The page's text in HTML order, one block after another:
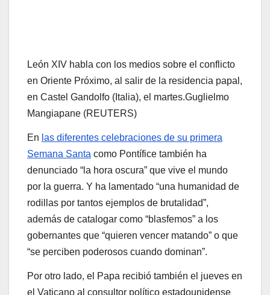
León XIV habla con los medios sobre el conflicto
en Oriente Próximo, al salir de la residencia papal,
en Castel Gandolfo (Italia), el martes.Guglielmo
Mangiapane (REUTERS)
En las diferentes celebraciones de su primera
Semana Santa como Pontífice también ha
denunciado “la hora oscura” que vive el mundo
por la guerra. Y ha lamentado “una humanidad de
rodillas por tantos ejemplos de brutalidad”,
además de catalogar como “blasfemos” a los
gobernantes que “quieren vencer matando” o que
“se perciben poderosos cuando dominan”.
Por otro lado, el Papa recibió también el jueves en
el Vaticano al consultor político estadounidense